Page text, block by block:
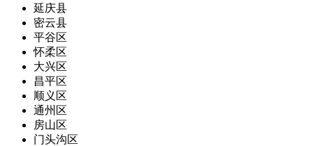
延庆县
密云县
平谷区
怀柔区
大兴区
昌平区
顺义区
通州区
房山区
门头沟区